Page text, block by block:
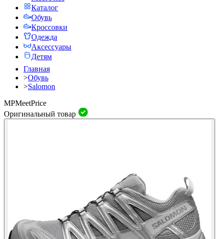
Каталог
Обувь
Кроссовки
Одежда
Аксессуары
Детям
Главная
>Обувь
>Salomon
MPMeetPrice
Оригинальный товар